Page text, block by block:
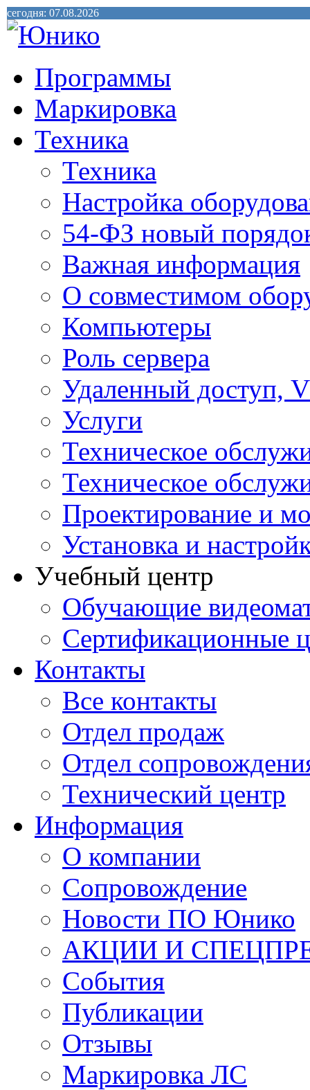
сегодня: 07.08.2026
Программы
Маркировка
Техника
Техника
Настройка
54-ФЗ новый
Важная информация
О совместимом
Компьютеры
Роль сервера
Удаленный доступ,
Услуги
Техническое
Техническое
Проектирование и
Установка и
Учебный центр
Обучающие
Сертификационные
Контакты
Все контакты
Отдел продаж
Отдел
Технический центр
Информация
О компании
Сопровождение
Новости ПО Юнико
АКЦИИ И
События
Публикации
Отзывы
Маркировка ЛС